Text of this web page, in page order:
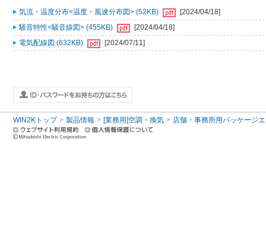
気流・温度分布<温度・風速分布図> (52KB)
[2024/04/18]
騒音特性<騒音線図> (455KB)
[2024/04/18]
電気配線図 (632KB)
[2024/07/11]
WIN2Kトップ 製品情報 [業務用]空調・換気 店舗・事務所用パッケージ